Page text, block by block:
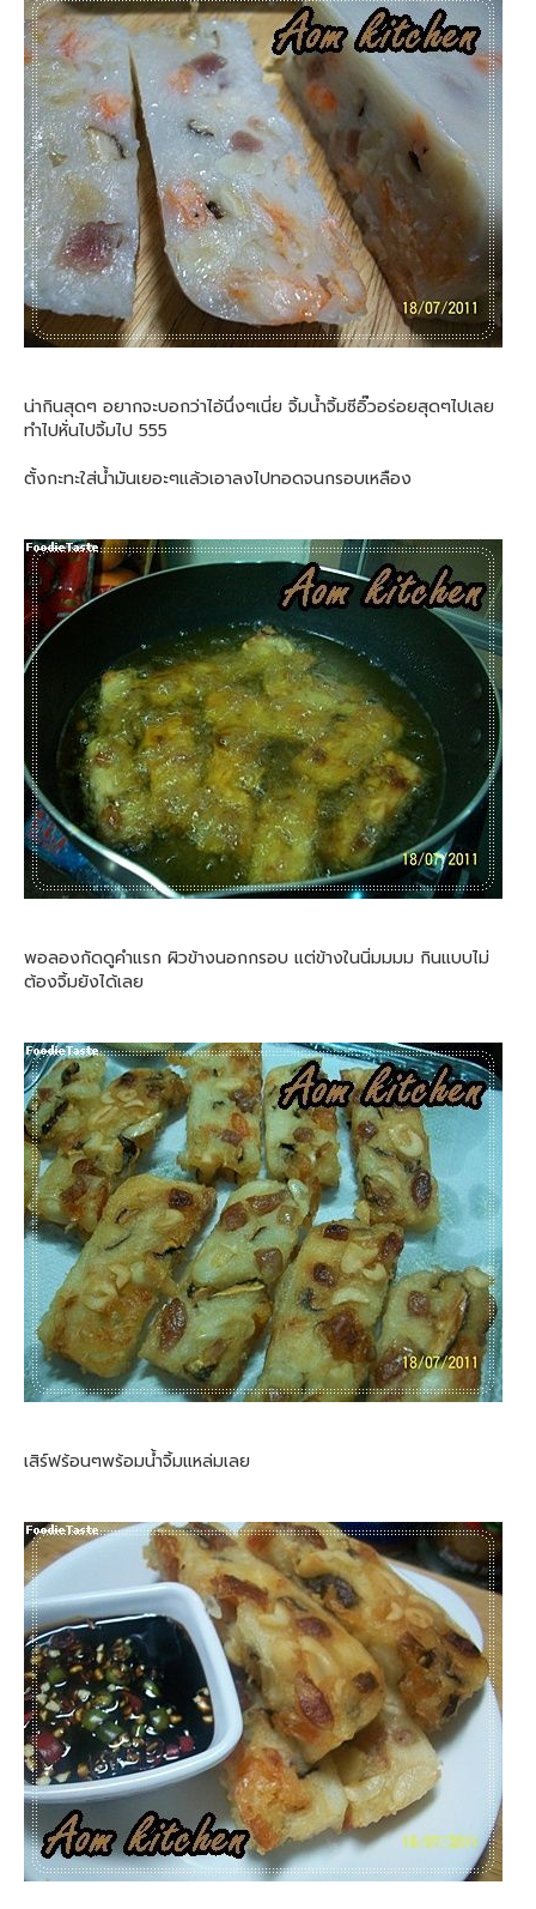
น่ากินสุดๆ อยากจะบอกว่าไอ้นึ่งๆเนี่ย จิ้มน้ำจิ้มซีอิ๊วอร่อยสุดๆไปเลย
ทำไปหั่นไปจิ้มไป 555
ตั้งกะทะใส่น้ำมันเยอะๆแล้วเอาลงไปทอดจนกรอบเหลือง
พอลองกัดดูคำแรก ผิวข้างนอกกรอบ แต่ข้างในนิ่มมมม กินแบบไม่
ต้องจิ้มยังได้เลย
เสิร์ฟร้อนๆพร้อมน้ำจิ้มแหล่มเลย